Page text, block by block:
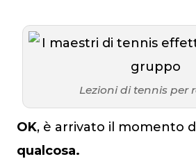
Lezioni di tennis per
OK, è arrivato il momento
qualcosa.